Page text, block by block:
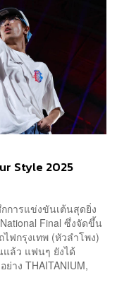
Style 2025
การแข่งขันเต้นสุดยิ่ง
Final ซึ่งจัดขึ้น
ฟกรุงเทพ (หัวลำโพง)
แล้ว แฟนๆ ยังได้
าง THAITANIUM,